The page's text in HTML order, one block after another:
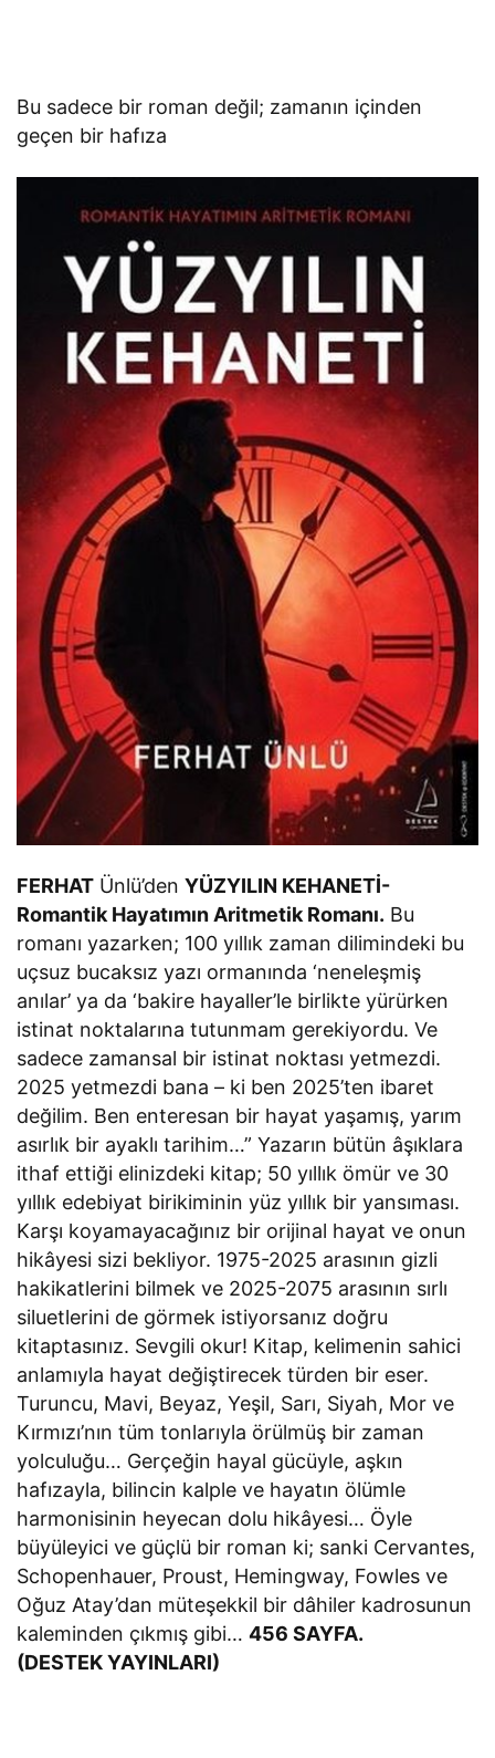
Bu sadece bir roman değil; zamanın içinden
geçen bir hafıza
FERHAT Ünlü’denYÜZYILIN KEHANETİ-
Romantik Hayatımın Aritmetik Romanı. Bu
romanı yazarken; 100 yıllık zaman dilimindeki bu
uçsuz bucaksız yazı ormanında ‘neneleşmiş
anılar’ ya da ‘bakire hayaller’le birlikte yürürken
istinat noktalarına tutunmam gerekiyordu. Ve
sadece zamansal bir istinat noktası yetmezdi.
2025 yetmezdi bana – ki ben 2025’ten ibaret
değilim. Ben enteresan bir hayat yaşamış, yarım
asırlık bir ayaklı tarihim…” Yazarın bütün âşıklara
ithaf ettiği elinizdeki kitap; 50 yıllık ömür ve 30
yıllık edebiyat birikiminin yüz yıllık bir yansıması.
Karşı koyamayacağınız bir orijinal hayat ve onun
hikâyesi sizi bekliyor. 1975-2025 arasının gizli
hakikatlerini bilmek ve 2025-2075 arasının sırlı
siluetlerini de görmek istiyorsanız doğru
kitaptasınız. Sevgili okur! Kitap, kelimenin sahici
anlamıyla hayat değiştirecek türden bir eser.
Turuncu, Mavi, Beyaz, Yeşil, Sarı, Siyah, Mor ve
Kırmızı’nın tüm tonlarıyla örülmüş bir zaman
yolculuğu… Gerçeğin hayal gücüyle, aşkın
hafızayla, bilincin kalple ve hayatın ölümle
harmonisinin heyecan dolu hikâyesi… Öyle
büyüleyici ve güçlü bir roman ki; sanki Cervantes,
Schopenhauer, Proust, Hemingway, Fowles ve
Oğuz Atay’dan müteşekkil bir dâhiler kadrosunun
kaleminden çıkmış gibi…456 SAYFA.
(DESTEK YAYINLARI)